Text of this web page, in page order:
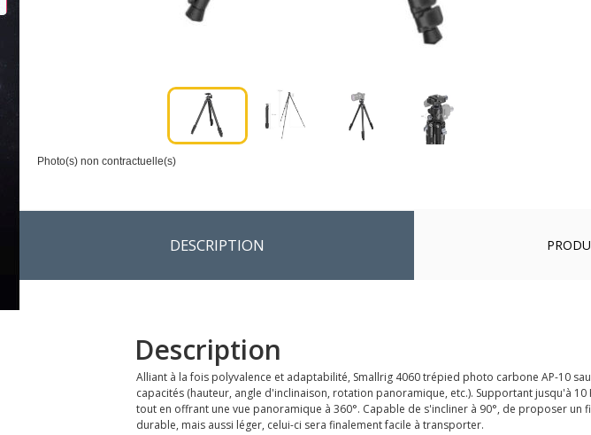
Photo(s) non contractuelle(s)
DESCRIPTION
Description
Alliant à la fois polyvalence et adaptabilité, Smallrig 4060 trépied photo carbone AP-10
capacités (hauteur, angle d'inclinaison, rotation panoramique, etc.). Supportant jusqu'à
tout en offrant une vue panoramique à 360°. Capable de s'incliner à 90°, de proposer
durable, mais aussi léger, celui-ci sera finalement facile à transporter.